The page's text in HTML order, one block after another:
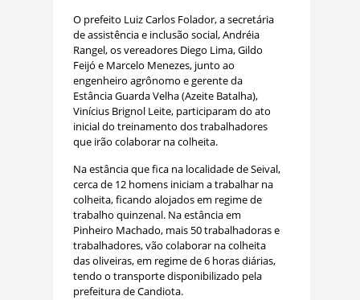
O prefeito Luiz Carlos Folador, a secretária
de assistência e inclusão social, Andréia
Rangel, os vereadores Diego Lima, Gildo
Feijó e Marcelo Menezes, junto ao
engenheiro agrônomo e gerente da
Estância Guarda Velha (Azeite Batalha),
Vinícius Brignol Leite, participaram do ato
inicial do treinamento dos trabalhadores
que irão colaborar na colheita.
Na estância que fica na localidade de Seival,
cerca de 12 homens iniciam a trabalhar na
colheita, ficando alojados em regime de
trabalho quinzenal. Na estância em
Pinheiro Machado, mais 50 trabalhadoras e
trabalhadores, vão colaborar na colheita
das oliveiras, em regime de 6 horas diárias,
tendo o transporte disponibilizado pela
prefeitura de Candiota.